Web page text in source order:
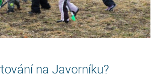
na Javorníku?